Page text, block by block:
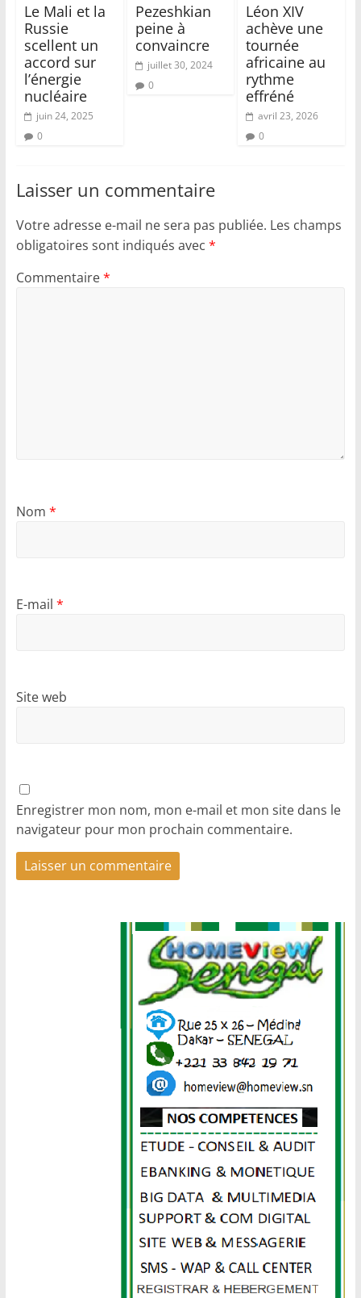
Le Mali et la
Russie
scellent un
accord sur
l’énergie
nucléaire
juin 24, 2025
0
Pezeshkian
peine à
convaincre
juillet 30, 2024
0
Léon XIV
achève une
tournée
africaine au
rythme
effréné
avril 23, 2026
0
Laisser un commentaire
Votre adresse e-mail ne sera pas publiée. Les champs
obligatoires sont indiqués avec *
Commentaire*
Nom *
E-mail *
Site web
Enregistrer mon nom, mon e-mail et mon site dans le
navigateur pour mon prochain commentaire.